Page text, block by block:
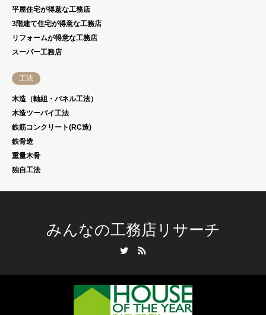
平屋住宅が得意な工務店
3階建て住宅が得意な工務店
リフォームが得意な工務店
スーパー工務店
工法
木造（軸組・パネル工法）
木造ツーバイ工法
鉄筋コンクリート(RC造)
鉄骨造
重量木骨
独自工法
みんなの工務店リサーチ